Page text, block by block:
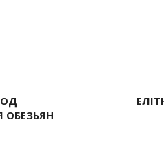
ОБЕЗЬЯН